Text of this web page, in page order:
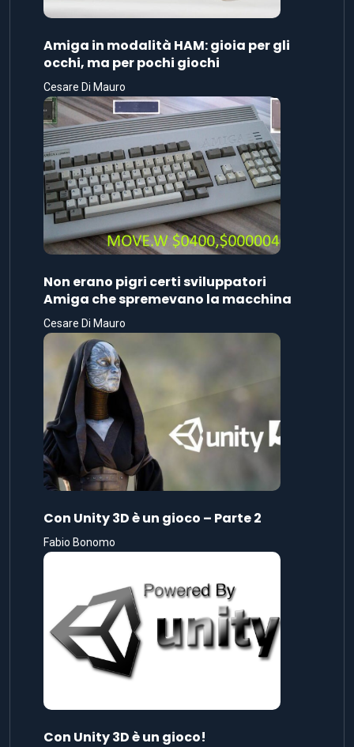
Amiga in modalità HAM: gioia per gli
occhi, ma per pochi giochi
Cesare Di Mauro
Non erano pigri certi sviluppatori
Amiga che spremevano la macchina
Cesare Di Mauro
Con Unity 3D è un gioco – Parte 2
Fabio Bonomo
Con Unity 3D è un gioco!